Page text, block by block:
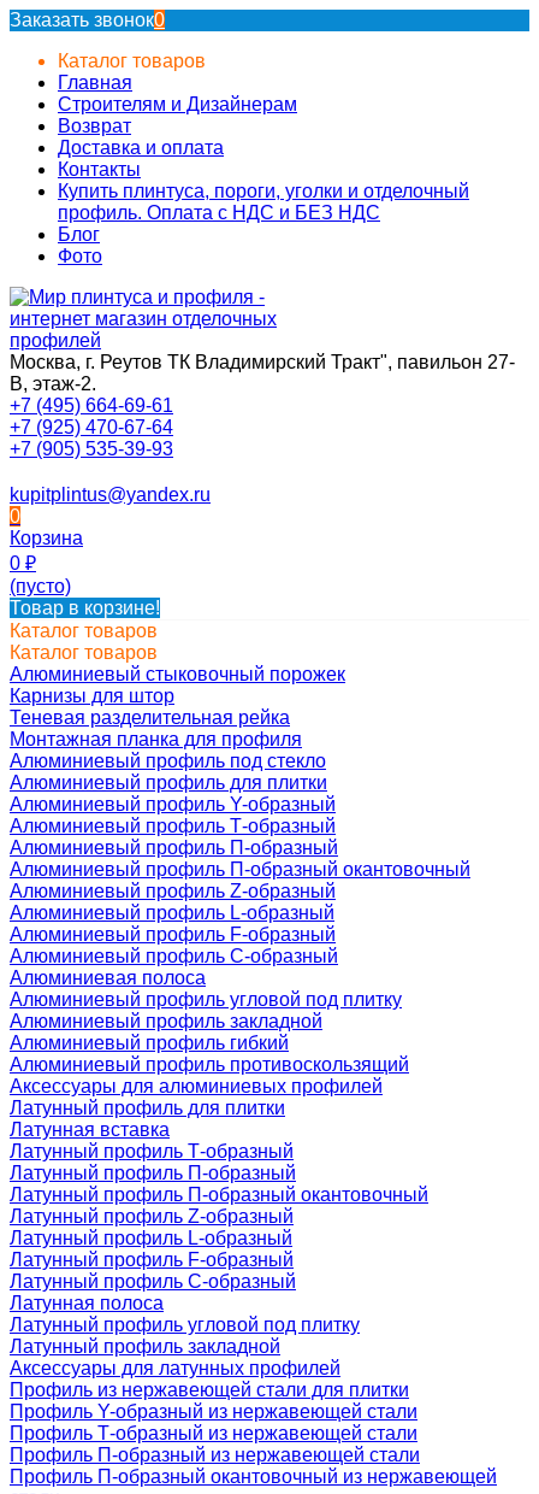
Заказать звонок0
Каталог товаров
Главная
Строителям и Дизайнерам
Возврат
Доставка и оплата
Контакты
Купить плинтуса, пороги, уголки и отделочный
профиль. Оплата с НДС и БЕЗ НДС
Блог
Фото
Москва, г. Реутов ТК Владимирский Тракт", павильон 27-
В, этаж-2.
+7 (495) 664-69-61
+7 (925) 470-67-64
+7 (905) 535-39-93
kupitplintus@yandex.ru
0
Корзина
0 ₽
(пусто)
Товар в корзине!
Каталог товаров
Каталог товаров
Алюминиевый стыковочный порожек
Карнизы для штор
Теневая разделительная рейка
Монтажная планка для профиля
Алюминиевый профиль под стекло
Алюминиевый профиль для плитки
Алюминиевый профиль Y-образный
Алюминиевый профиль Т-образный
Алюминиевый профиль П-образный
Алюминиевый профиль П-образный окантовочный
Алюминиевый профиль Z-образный
Алюминиевый профиль L-образный
Алюминиевый профиль F-образный
Алюминиевый профиль C-образный
Алюминиевая полоса
Алюминиевый профиль угловой под плитку
Алюминиевый профиль закладной
Алюминиевый профиль гибкий
Алюминиевый профиль противоскользящий
Аксессуары для алюминиевых профилей
Латунный профиль для плитки
Латунная вставка
Латунный профиль Т-образный
Латунный профиль П-образный
Латунный профиль П-образный окантовочный
Латунный профиль Z-образный
Латунный профиль L-образный
Латунный профиль F-образный
Латунный профиль C-образный
Латунная полоса
Латунный профиль угловой под плитку
Латунный профиль закладной
Аксессуары для латунных профилей
Профиль из нержавеющей стали для плитки
Профиль Y-образный из нержавеющей стали
Профиль Т-образный из нержавеющей стали
Профиль П-образный из нержавеющей стали
Профиль П-образный окантовочный из нержавеющей